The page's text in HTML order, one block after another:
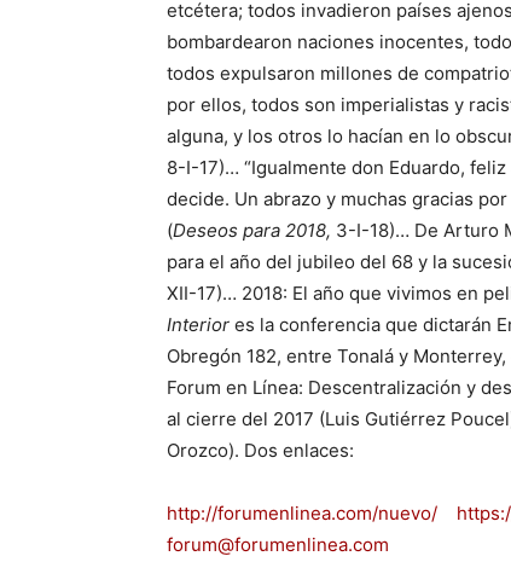
etcétera; todos invadieron países
bombardearon naciones inocentes,
todos expulsaron millones de
por ellos, todos son imperialistas y
alguna, y los otros lo hacían en lo
8-I-17)… “Igualmente don Eduardo,
decide. Un abrazo y muchas gracias
(Deseos para 2018, 3-I-18)… De Arturo
para el año del jubileo del 68 y la
XII-17)… 2018: El año que vivimos en
Interior es la conferencia que dictarán
Obregón 182, entre Tonalá y
Forum en Línea: Descentralización y
al cierre del 2017 (Luis Gutiérrez
Orozco). Dos enlaces:
http://forumenlinea.com/nuevo/
forum@forumenlinea.com